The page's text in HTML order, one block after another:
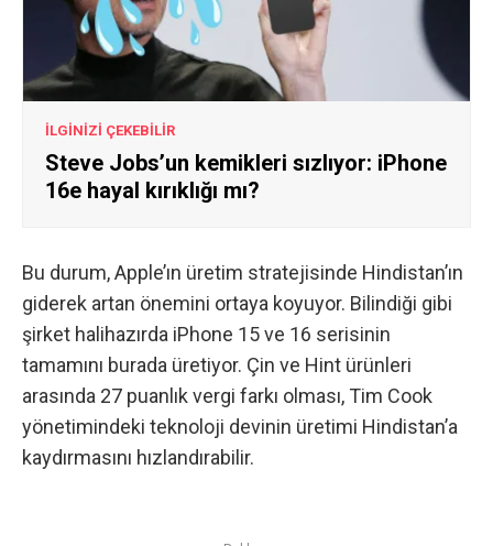
İLGİNİZİ ÇEKEBİLİR
Steve Jobs’un kemikleri sızlıyor: iPhone
16e hayal kırıklığı mı?
Bu durum, Apple’ın üretim stratejisinde Hindistan’ın
giderek artan önemini ortaya koyuyor. Bilindiği gibi
şirket halihazırda iPhone 15 ve 16 serisinin
tamamını burada üretiyor. Çin ve Hint ürünleri
arasında 27 puanlık vergi farkı olması, Tim Cook
yönetimindeki teknoloji devinin üretimi Hindistan’a
kaydırmasını hızlandırabilir.